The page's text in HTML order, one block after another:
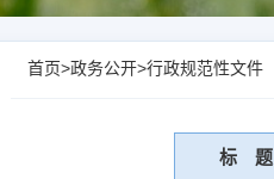
首页>政务公开>行政规范性文件
标 题